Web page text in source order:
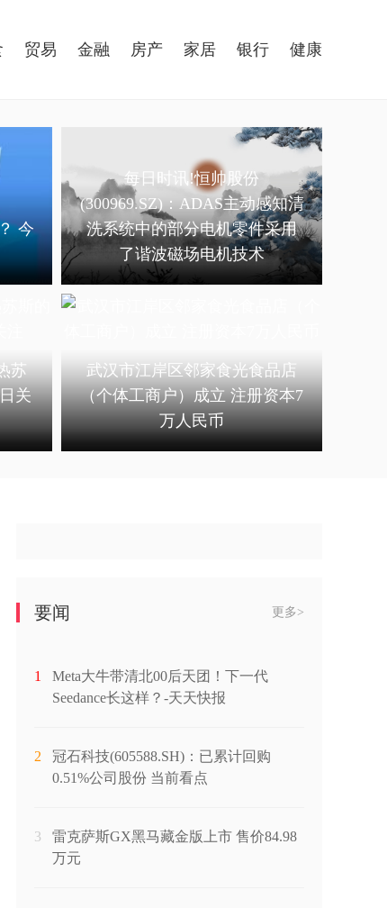
贸易 金融 房产 家居 银行 健康
今
每日时讯!恒帅股份
(300969.SZ)：ADAS主动感知清
洗系统中的部分电机零件采用
了谐波磁场电机技术
苏
关
武汉市江岸区邻家食光食品店
（个体工商户）成立 注册资本7
万人民币
要闻 更多>
1
Meta大牛带清北00后天团！下一代
Seedance长这样？-天天快报
2
冠石科技(605588.SH)：已累计回购
0.51%公司股份 当前看点
3
雷克萨斯GX黑马藏金版上市 售价84.98
万元